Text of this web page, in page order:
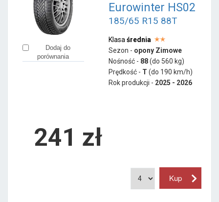
Dodaj do
porównania
Eurowinter HS02
185/65 R15 88T
Klasa średnia
Sezon - opony Zimowe
Nośność - 88(do 560 kg)
Prędkość - T (do 190 km/h)
Rok produkcji - 2025 - 2026
241 zł